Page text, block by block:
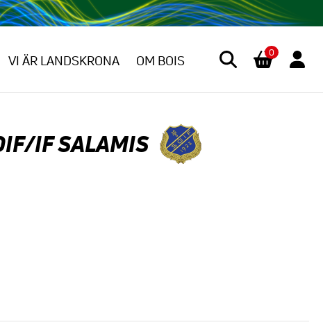
VI ÄR LANDSKRONA OM BOIS
0
IF SALAMIS